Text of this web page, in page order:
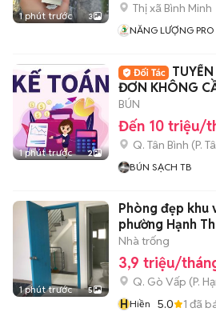
1 phút trước 3
Thị xã Bình Minh
NĂNG LƯỢNG PRO
1 phút trước 2
ĐƠN KHÔNG
BÚN
Đến 10 triệu/
Q. Tân Bình (P.
BÚN SẠCH TB
1 phút trước 5
Phòng đẹp khu
phường Hạnh
Nhà trống
3,9 triệu/
Q. Gò Vấp (P.
HHiền 5.0 1 đã